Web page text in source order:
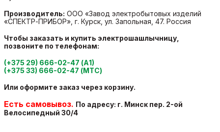
Производитель: ООО «Завод электробытовых изделий
«СПЕКТР-ПРИБОР», г. Курск, ул. Запольная, 47. Россия
Чтобы заказать и купить электрошашлычницу,
позвоните по телефонам:
(+375 29) 666-02-47 (А1)
(+375 33) 666-02-47 (МТС)
Или оформите заказ через корзину.
Есть самовывоз. По адресу: г. Минск пер. 2-ой
Велосипедный 30/4